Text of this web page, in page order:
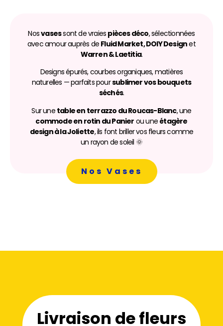
Nosvasessont de vraies pièces déco, sélectionnées
avec amour auprès de Fluid Market, DOIY Designet
Warren & Laetitia.
Designs épurés, courbes organiques, matières
naturelles — parfaits poursublimer vos bouquets
séchés.
Sur une table en terrazzo du Roucas-Blanc, une
commode en rotin du Panier ou une étagère
design à la Joliette, ils font briller vos fleurs comme
un rayon de soleil 🌞
Nos Vases
Livraison de fleurs